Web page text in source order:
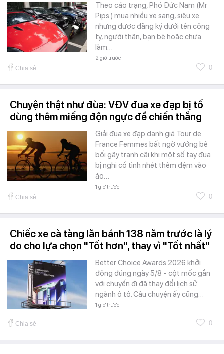
Theo cáo trạng, Phó Đức Nam (Mr
Pips ) mua nhiều xe sang, siêu xe
nhưng được đăng ký dưới tên công
ty, người thân, bạn bè hoặc chưa
làm…
2 giờ trước
Chia sẻ 0
Chuyện thật như đùa: VĐV đua xe đạp bị tố
dùng thêm miếng độn ngực để chiến thắng
Giải đua xe đạp danh giá Tour de
France Femmes bất ngờ vướng bê
bối gây tranh cãi khi một số tay đua
bị nghi cố tình nhét thêm đệm vào
áo…
1 giờ trước
Chia sẻ 0
Chiếc xe cà tàng lăn bánh 138 năm trước là lý
do cho lựa chọn "Tốt hơn", thay vì "Tốt nhất"
Better Choice Awards 2026 khởi
động đúng ngày 5/8 - cột mốc gắn
với chuyến đi đã thay đổi lịch sử
ngành ô tô. Câu chuyện ấy cũng…
1 giờ trước
Chia sẻ 0